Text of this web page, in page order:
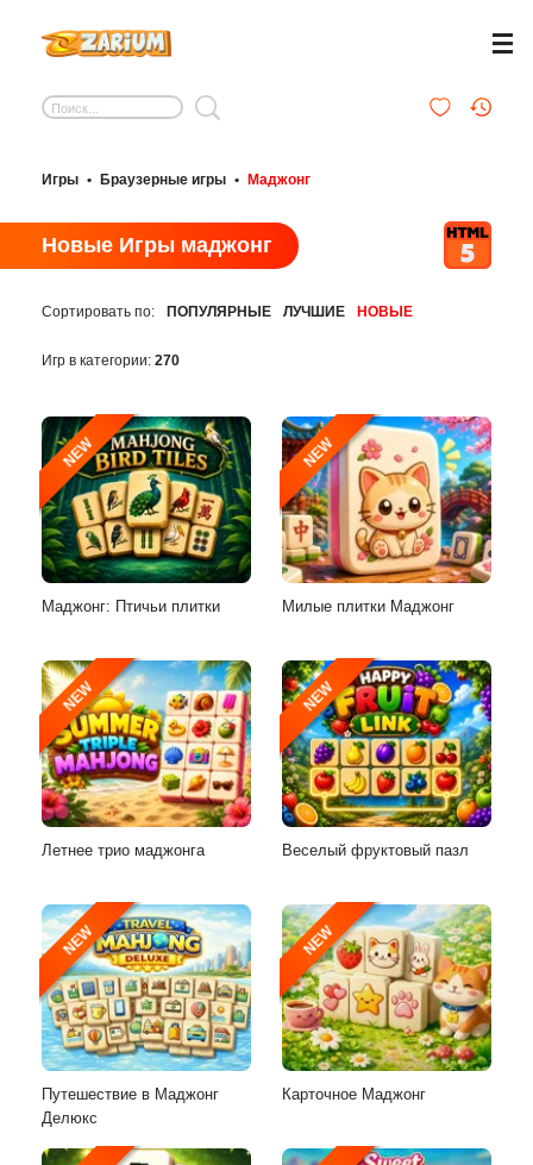
Игры • Браузерные игры • Маджонг
Новые Игры маджонг
Сортировать по: ПОПУЛЯРНЫЕ ЛУЧШИЕ НОВЫЕ
Игр в категории: 270
NEW
Маджонг: Птичьи плитки
NEW
Милые плитки Маджонг
NEW
Летнее трио маджонга
NEW
Веселый фруктовый пазл
NEW
Путешествие в Маджонг
Делюкс
NEW
Карточное Маджонг